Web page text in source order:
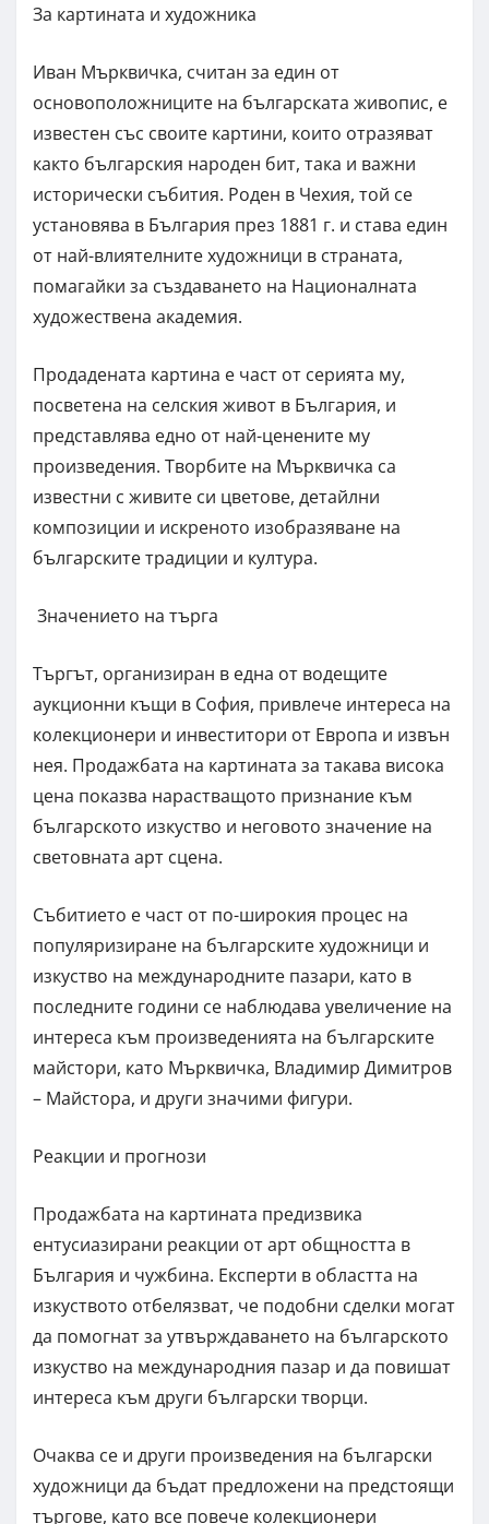
За картината и художника
Иван Мърквичка, считан за един от
основоположниците на българската живопис, е
известен със своите картини, които отразяват
както българския народен бит, така и важни
исторически събития. Роден в Чехия, той се
установява в България през 1881 г. и става един
от най-влиятелните художници в страната,
помагайки за създаването на Националната
художествена академия.
Продадената картина е част от серията му,
посветена на селския живот в България, и
представлява едно от най-ценените му
произведения. Творбите на Мърквичка са
известни с живите си цветове, детайлни
композиции и искреното изобразяване на
българските традиции и култура.
Значението на търга
Търгът, организиран в една от водещите
аукционни къщи в София, привлече интереса на
колекционери и инвеститори от Европа и извън
нея. Продажбата на картината за такава висока
цена показва нарастващото признание към
българското изкуство и неговото значение на
световната арт сцена.
Събитието е част от по-широкия процес на
популяризиране на българските художници и
изкуство на международните пазари, като в
последните години се наблюдава увеличение на
интереса към произведенията на българските
майстори, като Мърквичка, Владимир Димитров
– Майстора, и други значими фигури.
Реакции и прогнози
Продажбата на картината предизвика
ентусиазирани реакции от арт общността в
България и чужбина. Експерти в областта на
изкуството отбелязват, че подобни сделки могат
да помогнат за утвърждаването на българското
изкуство на международния пазар и да повишат
интереса към други български творци.
Очаква се и други произведения на български
художници да бъдат предложени на предстоящи
търгове, като все повече колекционери